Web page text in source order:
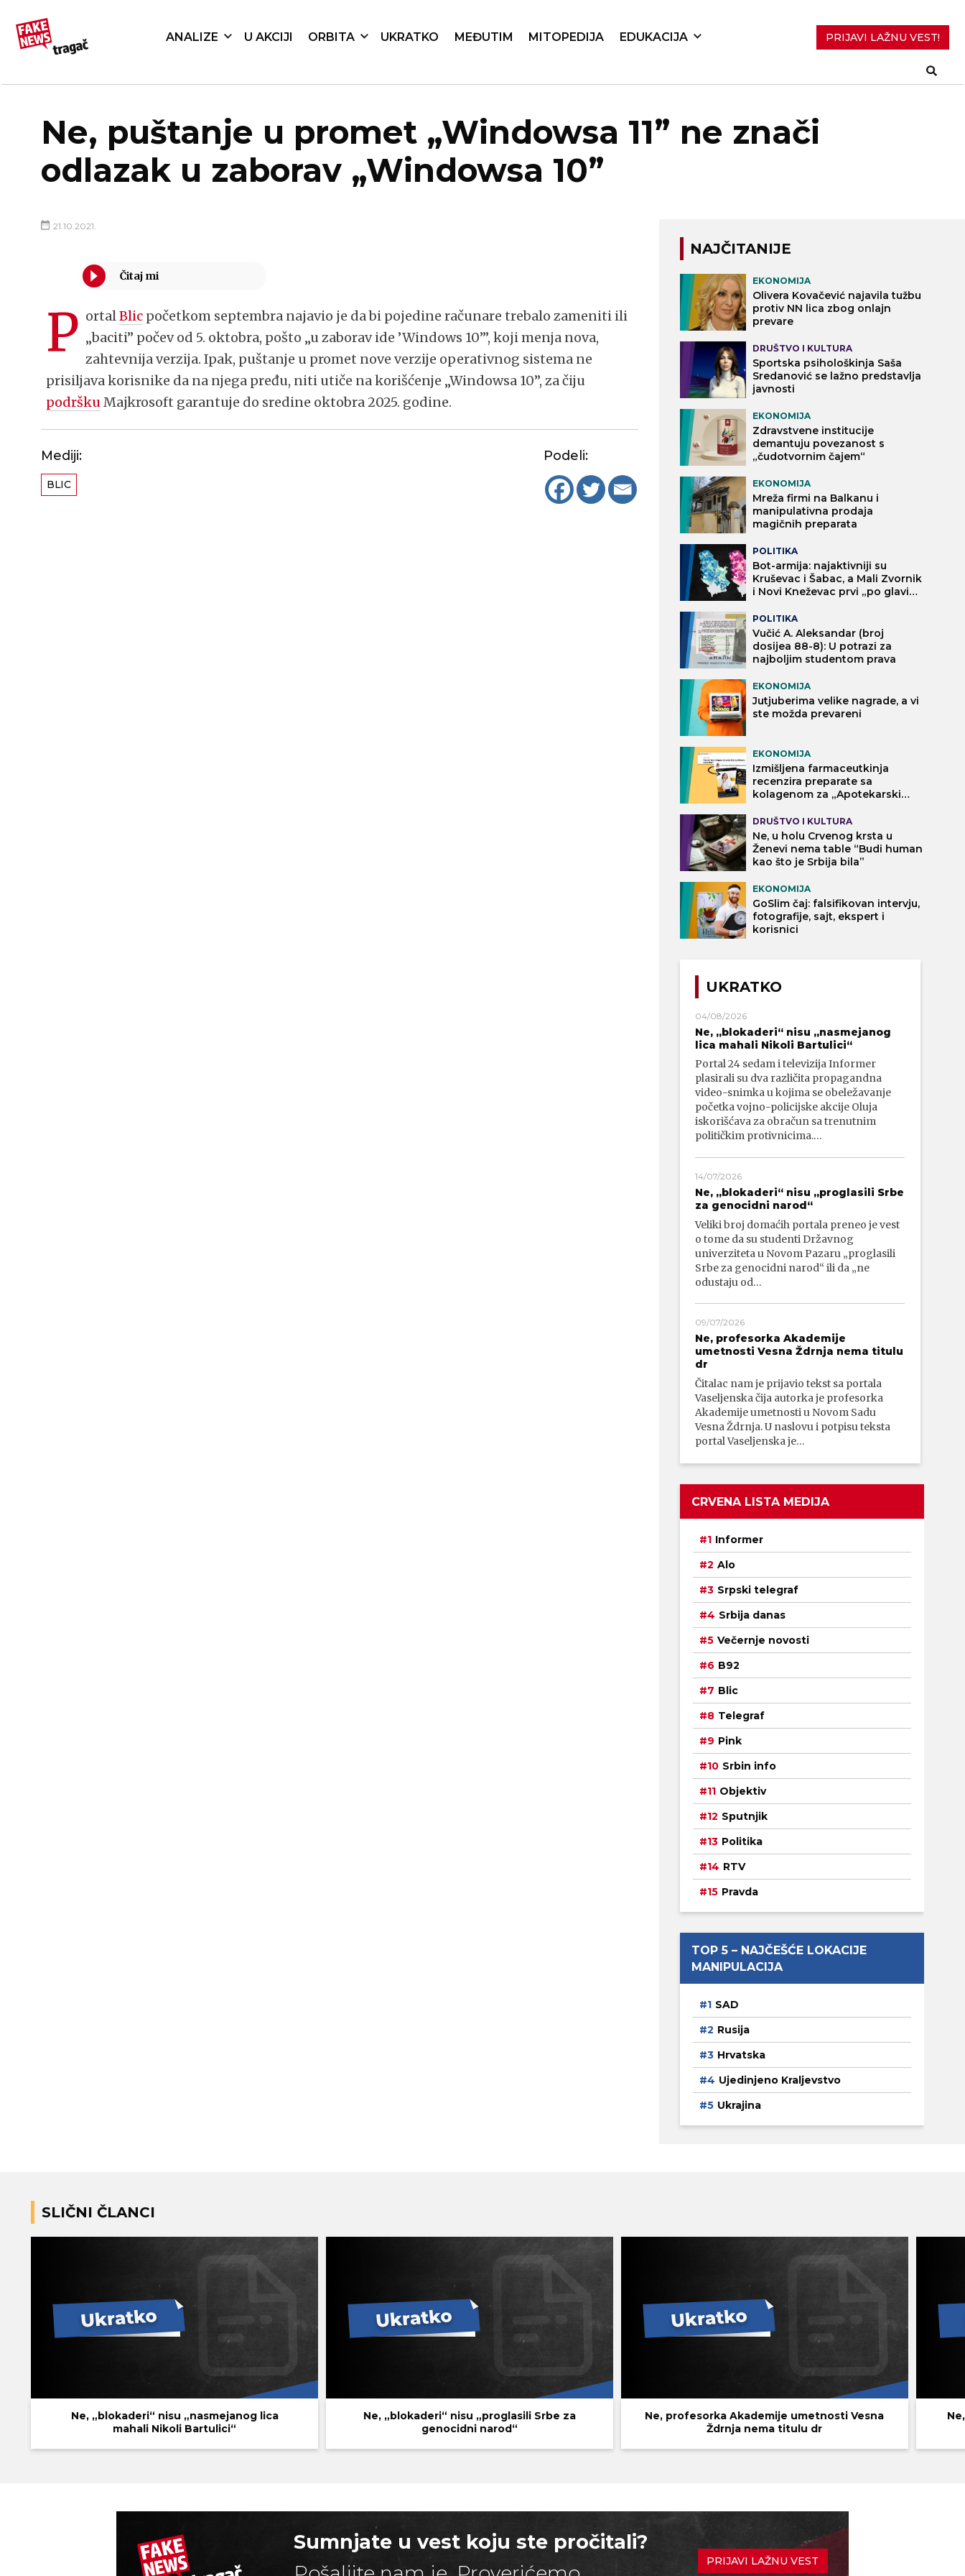
ANALIZE U AKCIJI ORBITA UKRATKO MEĐUTIM MITOPEDIJA EDUKACIJA PRIJAVI LAŽNU VEST!
Ne, puštanje u promet „Windowsa 11” ne znači
odlazak u zaborav „Windowsa 10”
21.10.2021.
P ortalBlic početkom septembra najavio je da bi pojedine računare trebalo zameniti ili
„baciti” počev od 5. oktobra, pošto „u zaborav ide ’Windows 10’”, koji menja nova,
zahtevnija verzija. Ipak, puštanje u promet nove verzije operativnog sistema ne
prisiljava korisnike da na njega pređu, niti utiče na korišćenje „Windowsa 10”, za čiju
podrškuMajkrosoft garantuje do sredine oktobra 2025. godine.
Mediji:
BLIC
Podeli:
NAJČITANIJE
EKONOMIJA
Olivera Kovačević najavila tužbu
protiv NN lica zbog onlajn
prevare
DRUŠTVO I KULTURA
Sportska psihološkinja Saša
Sredanović se lažno predstavlja
javnosti
EKONOMIJA
Zdravstvene institucije
demantuju povezanost s
„čudotvornim čajem“
EKONOMIJA
Mreža firmi na Balkanu i
manipulativna prodaja
magičnih preparata
POLITIKA
Bot-armija: najaktivniji su
Kruševac i Šabac, a Mali Zvornik
i Novi Kneževac prvi „po glavi
POLITIKA
Vučić A. Aleksandar (broj
dosijea 88-8): U potrazi za
najboljim studentom prava
EKONOMIJA
Jutjuberima velike nagrade, a vi
ste možda prevareni
EKONOMIJA
Izmišljena farmaceutkinja
recenzira preparate sa
kolagenom za „Apotekarski
DRUŠTVO I KULTURA
Ne, u holu Crvenog krsta u
Ženevi nema table “Budi human
kao što je Srbija bila”
EKONOMIJA
GoSlim čaj: falsifikovan intervju,
fotografije, sajt, ekspert i
korisnici
UKRATKO
04/08/2026
Ne, „blokaderi“ nisu „nasmejanog
lica mahali Nikoli Bartulici“
Portal 24 sedam i televizija Informer
plasirali su dva različita propagandna
video-snimka u kojima se obeležavanje
početka vojno-policijske akcije Oluja
iskorišćava za obračun sa trenutnim
političkim protivnicima.…
14/07/2026
Ne, „blokaderi“ nisu „proglasili Srbe
za genocidni narod“
Veliki broj domaćih portala preneo je vest
o tome da su studenti Državnog
univerziteta u Novom Pazaru „proglasili
Srbe za genocidni narod“ ili da „ne
odustaju od…
09/07/2026
Ne, profesorka Akademije
umetnosti Vesna Ždrnja nema titulu
dr
Čitalac nam je prijavio tekst sa portala
Vaseljenska čija autorka je profesorka
Akademije umetnosti u Novom Sadu
Vesna Ždrnja. U naslovu i potpisu teksta
portal Vaseljenska je…
CRVENA LISTA MEDIJA
Informer
Alo
Srpski telegraf
Srbija danas
Večernje novosti
B92
Blic
Telegraf
Pink
Srbin info
Objektiv
Sputnjik
Politika
RTV
Pravda
TOP 5 – NAJČEŠĆE LOKACIJE
MANIPULACIJA
SAD
Rusija
Hrvatska
Ujedinjeno Kraljevstvo
Ukrajina
SLIČNI ČLANCI
Ne, „blokaderi“ nisu „nasmejanog lica
mahali Nikoli Bartulici“
Ne, „blokaderi“ nisu „proglasili Srbe za
genocidni narod“
Ne, profesorka Akademije umetnosti Vesna
Ždrnja nema titulu dr
Sumnjate u vest koju ste pročitali?
PRIJAVI LAŽNU VEST